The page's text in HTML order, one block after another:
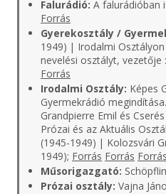
Falurádió: A falurádióban
Forrás
Gyerekosztály /
1949) | Irodalmi
nevelési osztályt, vezetője
Forrás
Irodalmi Osztály: Képes
Gyermekrádió
Grandpierre Emil és
Prózai és az Aktuális
(1945-1949) | Kolozsvári
1949); Forrás Forrás Forrás
Műsorigazgató:
Prózai osztály: Vajna